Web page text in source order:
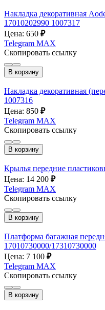
Накладка декоративная
17010202990 1007317
Цена: 650 ₽
Telegram MAX
Скопировать ссылку
В корзину
Накладка декоративная
1007316
Цена: 850 ₽
Telegram MAX
Скопировать ссылку
В корзину
Крылья передние
Цена: 14 200 ₽
Telegram MAX
Скопировать ссылку
В корзину
Платформа багажная
17010730000/17310730000
Цена: 7 100 ₽
Telegram MAX
Скопировать ссылку
В корзину